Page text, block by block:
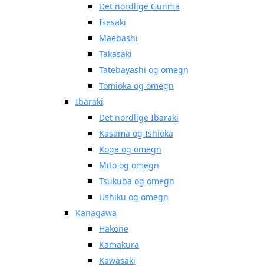
Det nordlige Gunma
Isesaki
Maebashi
Takasaki
Tatebayashi og omegn
Tomioka og omegn
Ibaraki
Det nordlige Ibaraki
Kasama og Ishioka
Koga og omegn
Mito og omegn
Tsukuba og omegn
Ushiku og omegn
Kanagawa
Hakone
Kamakura
Kawasaki